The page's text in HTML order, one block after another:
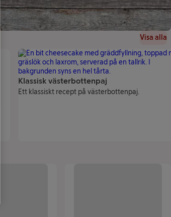
Klassisk västerbottenpaj
Ett klassiskt recept på västerbottenpaj.
Visa alla